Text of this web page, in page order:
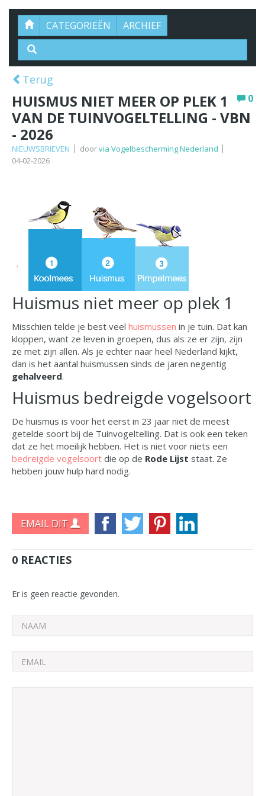
CATEGORIEËN ARCHIEF
Terug
0
HUISMUS NIET MEER OP PLEK 1
VAN DE TUINVOGELTELLING - VBN
- 2026
NIEUWSBRIEVEN doorvia Vogelbescherming Nederland
04-02-2026
Huismus niet meer op plek 1
Misschien telde je best veel huismussen in je tuin. Dat kan
kloppen, want ze leven in groepen, dus als ze er zijn, zijn
ze met zijn allen. Als je echter naar heel Nederland kijkt,
dan is het aantal huismussen sinds de jaren negentig
gehalveerd.
Huismus bedreigde vogelsoort
De huismus is voor het eerst in 23 jaar niet de meest
getelde soort bij de Tuinvogeltelling. Dat is ook een teken
dat ze het moeilijk hebben. Het is niet voor niets een
bedreigde vogelsoort die op de Rode Lijst staat. Ze
hebben jouw hulp hard nodig.
EMAIL DIT
0 REACTIES
Er is geen reactie gevonden.